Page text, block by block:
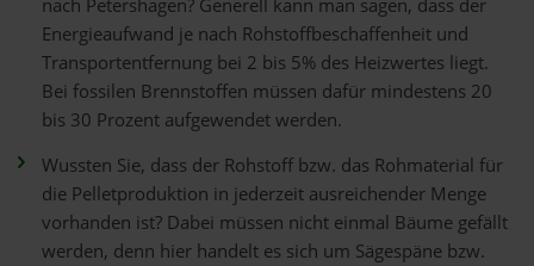
nach Petershagen? Generell kann man sagen, dass der
Energieaufwand je nach Rohstoffbeschaffenheit und
Transportentfernung bei 2 bis 5% des Heizwertes liegt.
Bei fossilen Brennstoffen müssen dafür mindestens 20
bis 30 Prozent aufgewendet werden.
Wussten Sie, dass der Rohstoff bzw. das Rohmaterial für
die Pelletproduktion in jederzeit ausreichender Menge
vorhanden ist? Dabei müssen nicht einmal Bäume gefällt
werden, denn hier handelt es sich um Sägespäne bzw.